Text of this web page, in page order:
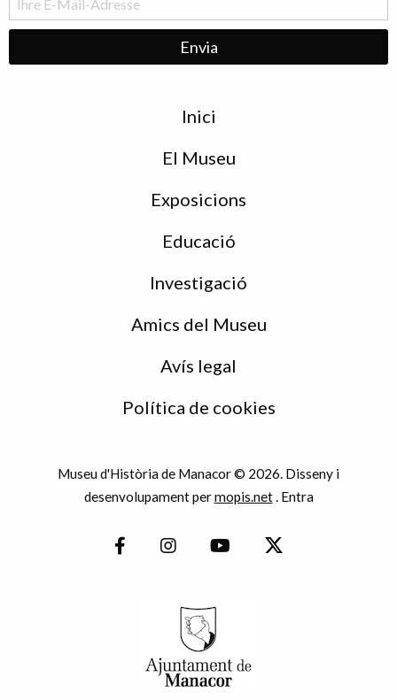
Inici
El Museu
Exposicions
Educació
Investigació
Amics del Museu
Avís legal
Política de cookies
Museu d'Història de Manacor © 2026. Disseny i
desenvolupament permopis.net. Entra